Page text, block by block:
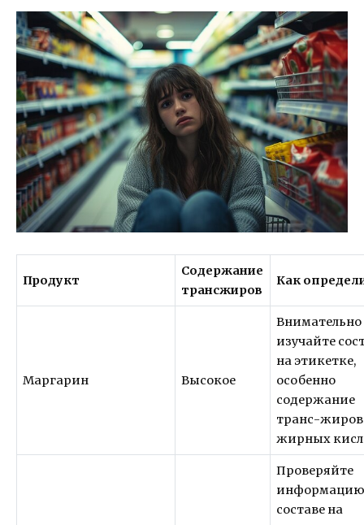
Продукт
Содержание
трансжиров
Как
Маргарин Высокое
Внимательно
изучайте
на этикетке,
особенно
содержание
транс-
жирных
Проверяйте
составе на